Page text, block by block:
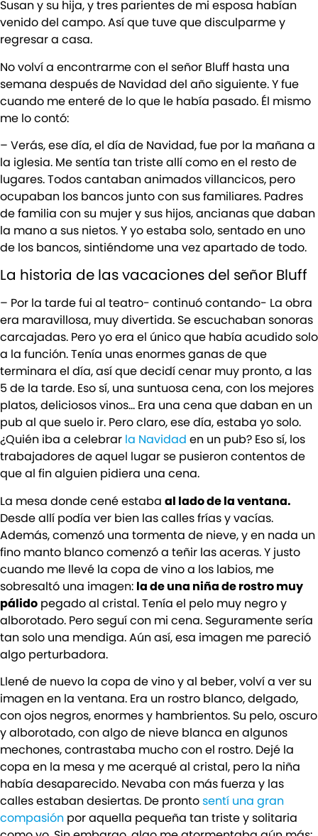
Susan y su hija, y tres parientes de mi esposa habían
venido del campo. Así que tuve que disculparme y
regresar a casa.
No volví a encontrarme con el señor Bluff hasta una
semana después de Navidad del año siguiente. Y fue
cuando me enteré de lo que le había pasado. Él mismo
me lo contó:
– Verás, ese día, el día de Navidad, fue por la mañana a
la iglesia. Me sentía tan triste allí como en el resto de
lugares. Todos cantaban animados villancicos, pero
ocupaban los bancos junto con sus familiares. Padres
de familia con su mujer y sus hijos, ancianas que daban
la mano a sus nietos. Y yo estaba solo, sentado en uno
de los bancos, sintiéndome una vez apartado de todo.
La historia de las vacaciones del señor Bluff
– Por la tarde fui al teatro- continuó contando- La obra
era maravillosa, muy divertida. Se escuchaban sonoras
carcajadas. Pero yo era el único que había acudido solo
a la función. Tenía unas enormes ganas de que
terminara el día, así que decidí cenar muy pronto, a las
5 de la tarde. Eso sí, una suntuosa cena, con los mejores
platos, deliciosos vinos… Era una cena que daban en un
pub al que suelo ir. Pero claro, ese día, estaba yo solo.
¿Quién iba a celebrar la Navidad en un pub? Eso sí, los
trabajadores de aquel lugar se pusieron contentos de
que al fin alguien pidiera una cena.
La mesa donde cené estaba al lado de la ventana.
Desde allí podía ver bien las calles frías y vacías.
Además, comenzó una tormenta de nieve, y en nada un
fino manto blanco comenzó a teñir las aceras. Y justo
cuando me llevé la copa de vino a los labios, me
sobresaltó una imagen: la de una niña de rostro muy
pálido pegado al cristal. Tenía el pelo muy negro y
alborotado. Pero seguí con mi cena. Seguramente sería
tan solo una mendiga. Aún así, esa imagen me pareció
algo perturbadora.
Llené de nuevo la copa de vino y al beber, volví a ver su
imagen en la ventana. Era un rostro blanco, delgado,
con ojos negros, enormes y hambrientos. Su pelo, oscuro
y alborotado, con algo de nieve blanca en algunos
mechones, contrastaba mucho con el rostro. Dejé la
copa en la mesa y me acerqué al cristal, pero la niña
había desaparecido. Nevaba con más fuerza y las
calles estaban desiertas. De prontosentí una gran
compasión por aquella pequeña tan triste y solitaria